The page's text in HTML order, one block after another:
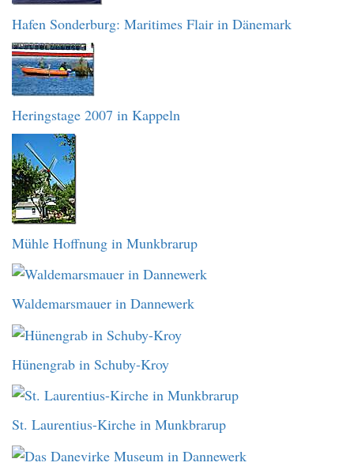
Hafen Sonderburg: Maritimes Flair in Dänemark
Heringstage 2007 in Kappeln
Mühle Hoffnung in Munkbrarup
Waldemarsmauer in Dannewerk
Hünengrab in Schuby-Kroy
St. Laurentius-Kirche in Munkbrarup